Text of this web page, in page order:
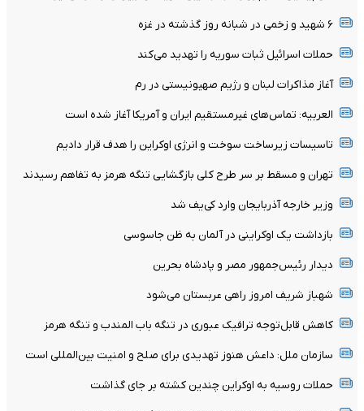
۶ شهید و زخمی در شبانه روز گذشته در غزه
حملات اسرائیل ثبات سوریه را تهدید می‌کند
آغاز مذاکرات لبنان و رژیم صهیونیستی در رم
العربیه: تماس‌های غیرمستقیم ایران و آمریکا آغاز شده است
تاسیسات زیرساخت سوخت و انرژی اوکراین را هدف قرار دادیم
تهران و مسقط بر سر طرح کلی بازگشایی تنگه هرمز به تفاهم رسیدند
وزیر خارجه آذربایجان وارد کی‌یف شد
بازداشت یک اوکراینی در آلمان به ظن جاسوسی
دیدار رئیس‌جمهور مصر و پادشاه بحرین
شهباز شریف امروز راهی عربستان می‌شود
کاهش قابل‌توجه ترافیک عبوری در تنگه باب المندب و تنگه هرمز
سازمان ملل: داعش هنوز تهدیدی برای صلح و امنیت بین‌المللی است
حملات روسیه به اوکراین چندین کشته بر جای گذاشت